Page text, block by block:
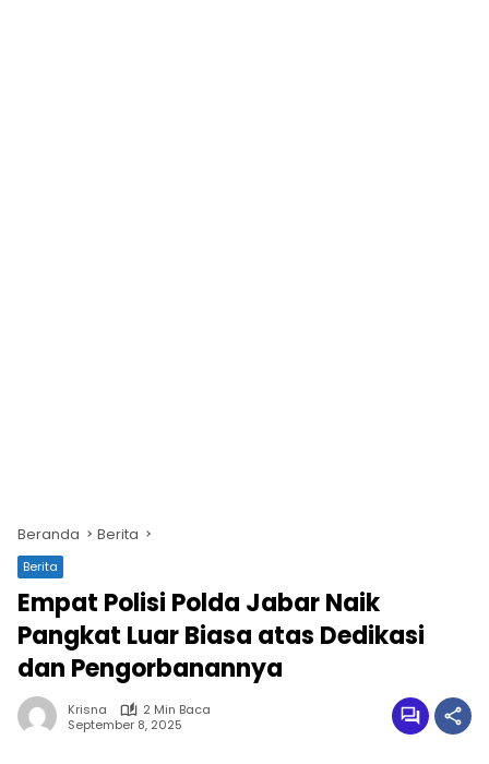
Beranda Berita
Berita
Empat Polisi Polda Jabar Naik
Pangkat Luar Biasa atas Dedikasi
dan Pengorbanannya
Krisna
2 Min Baca
September 8, 2025